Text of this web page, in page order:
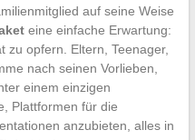
auf seine Weise
eine einfache Erwartung:
zu opfern. Eltern, Teenager,
nach seinen Vorlieben,
einem einzigen
Plattformen für die
anzubieten, alles in